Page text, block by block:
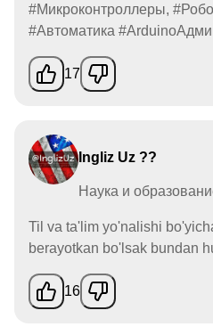
#Микроконтроллеры,
#Автоматика
17
Ingliz Uz ??
Наука и
Til va ta'lim yo'nalishi
berayotkan bo'lsak bundan
16